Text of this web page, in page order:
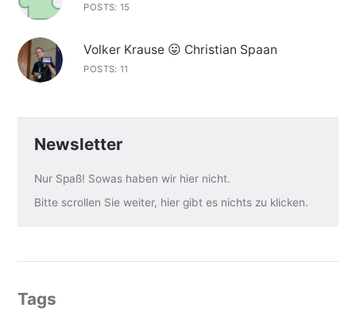
POSTS: 15
Volker Krause 😛 Christian Spaan
POSTS: 11
Newsletter
Nur Spaß! Sowas haben wir hier nicht.
Bitte scrollen Sie weiter, hier gibt es nichts zu klicken.
Tags